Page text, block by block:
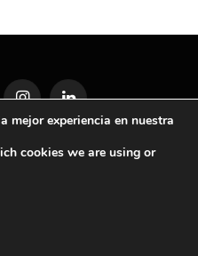
SUSCRIPCIONES
ANTICORRUPCIÓN
mejor experiencia en nuestra
cookies we are using or